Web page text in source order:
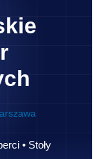
• Stoły